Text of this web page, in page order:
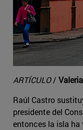
ARTÍCULO/
Raúl Castro
presidente del
entonces la isla